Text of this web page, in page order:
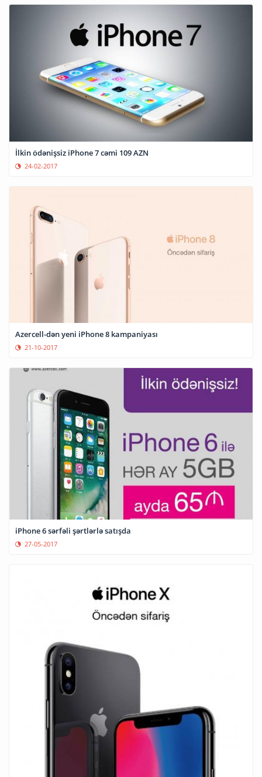
İlkin ödənişsiz iPhone 7 cəmi 109 AZN
24-02-2017
Azercell-dən yeni iPhone 8 kampaniyası
21-10-2017
iPhone 6 sərfəli şərtlərlə satışda
27-05-2017